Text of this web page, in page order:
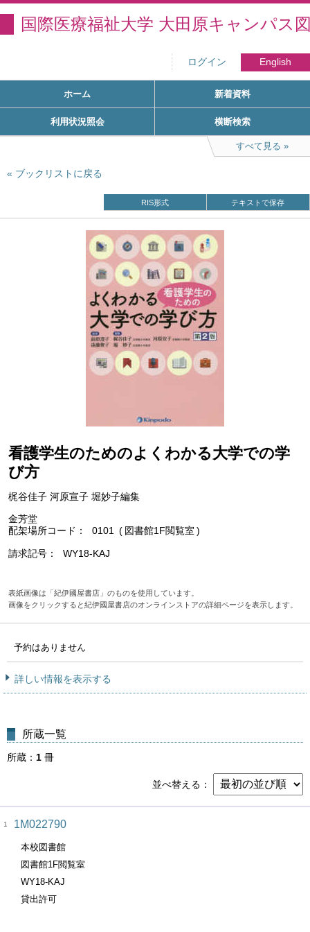
国際医療福祉大学 大田原キャンパス
ログイン English
ホーム 新着資料
利用状況照会 横断検索
すべて見る
ブックリストに戻る
RIS形式 テキストで保存
看護学生のためのよくわかる大学での学
び方
梶谷佳子 河原宣子 堀妙子編集
金芳堂
配架場所コード
0101 図書館1F閲覧室
請求記号 WY18-KAJ
表紙画像は「紀伊國屋書店」のものを使用しています。
画像をクリックすると紀伊國屋書店のオンラインストアの詳細ページを表示します。
予約はありません
詳しい情報を表示する
所蔵一覧
所蔵 1 冊
並べ替える
1 1M022790
本校図書館
図書館1F閲覧室
WY18-KAJ
貸出許可